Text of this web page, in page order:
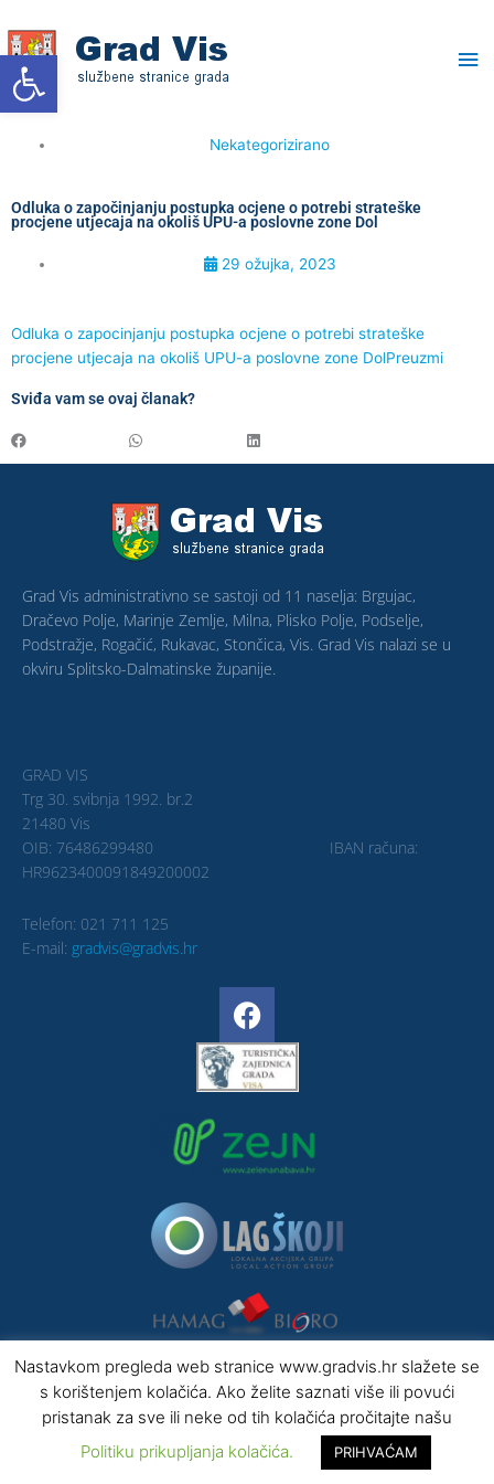
Open toolbar
to
content
Nekategorizirano
Odluka o započinjanju postupka ocjene o potrebi strateške
procjene utjecaja na okoliš UPU-a poslovne zone Dol
29 ožujka, 2023
Odluka o zapocinjanju postupka ocjene o potrebi strateške
procjene utjecaja na okoliš UPU-a poslovne zone DolPreuzmi
Sviđa vam se ovaj članak?
Grad Vis administrativno se sastoji od 11 naselja: Brgujac,
Dračevo Polje, Marinje Zemlje, Milna, Plisko Polje, Podselje,
Podstražje, Rogačić, Rukavac, Stončica, Vis. Grad Vis nalazi se u
okviru Splitsko-Dalmatinske županije.
GRAD VIS
Trg 30. svibnja 1992. br.2
21480 Vis
OIB: 76486299480 IBAN računa:
HR9623400091849200002
Telefon: 021 711 125
E-mail: gradvis@gradvis.hr
F
a
c
e
o
o
Copyright © 2019 Grad Vis, sva prava pridržana.
Izrada
by Klikeri
Nastavkom pregleda web stranice www.gradvis.hr slažete se
s korištenjem kolačića. Ako želite saznati više ili povući
pristanak za sve ili neke od tih kolačića pročitajte našu
Politiku prikupljanja kolačića.
PRIHVAĆAM